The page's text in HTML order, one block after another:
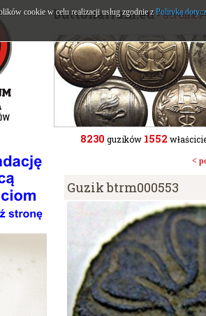
buttonarium.eu- Strona
8230 guzików 1552
<
Guzik btrm000553
cookie w celu realizacji usług zgodnie z Polityką